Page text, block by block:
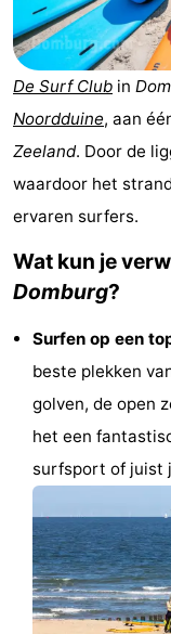
(&
breakfasts)
Campings
Hotels
Vakantiehuizen
-
Galgewei
-
Noordzee
Resort
Vlissingen
Strandpark
Zeeland
Vebenabos
Westduin
Last
minutes
Strand
Zien
De Surf Club in
Noordduine, aan
Zeeland. Door de
waardoor het
ervaren surfers.
Wat kun je
Domburg?
Surfen op een
beste plekken
golven, de open
het een
surfsport of juist